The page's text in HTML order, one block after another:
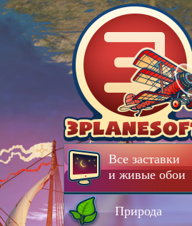
Все заставки
и живые обои
Природа